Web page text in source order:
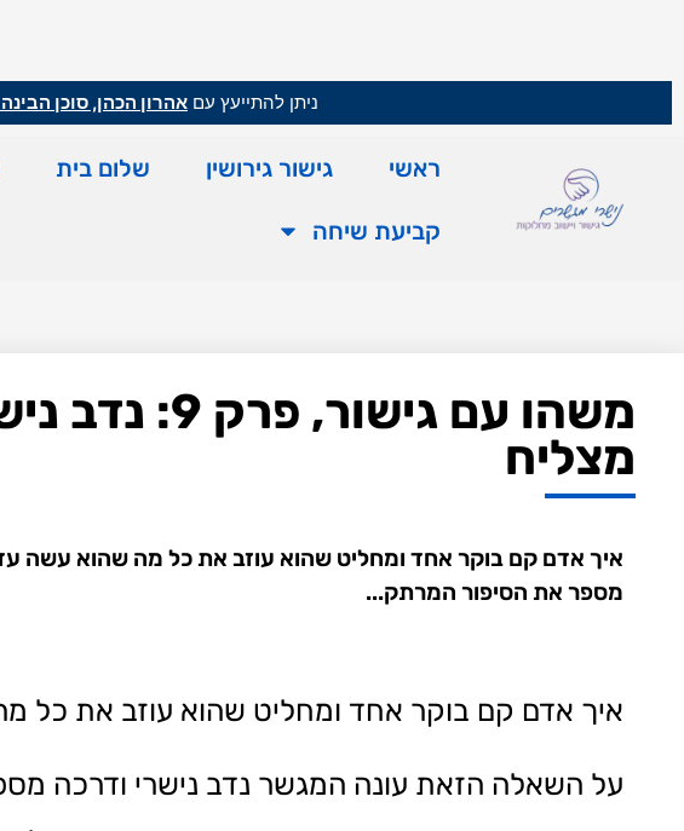
ניתן להתייעץ עם אהרון הכהן, סוכן
ראשי גישור גירושין שלום בית
קביעת שיחה
משהו עם
מצליח
איך אדם קם בוקר אחד ומחליט שהוא עוזב את כל מה שהוא עשה
מספר את הסיפור המרתק...
איך אדם קם בוקר אחד ומחליט שהוא עוזב את כל
על השאלה הזאת עונה המגשר נדב נישרי ודרכה